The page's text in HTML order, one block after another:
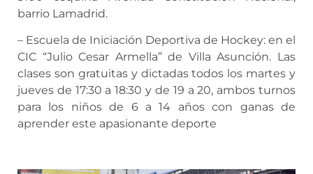
barrio Lamadrid.
– Escuela de Iniciación Deportiva de Hockey: en el
CIC “Julio Cesar Armella” de Villa Asunción. Las
clases son gratuitas y dictadas todos los martes y
jueves de 17:30 a 18:30 y de 19 a 20, ambos turnos
para los niños de 6 a 14 años con ganas de
aprender este apasionante deporte